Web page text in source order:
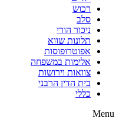
רכוש
סלב
ניכור הורי
תלונות שווא
אפוטרופוסות
אלימות במשפחה
צוואות וירושות
בית הדין הרבני
כללי
Menu